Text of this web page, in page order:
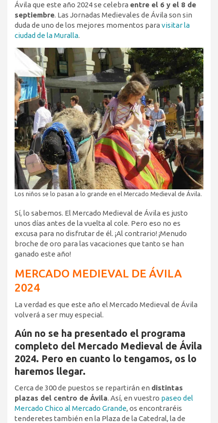
Ávila que este año 2024 se celebra entre el 6 y el 8 de
septiembre. Las Jornadas Medievales de Ávila son sin
duda de uno de los mejores momentos para visitar la
ciudad de la Muralla.
Los niños se lo pasan a lo grande en el Mercado Medieval de Ávila.
Sí, lo sabemos. El Mercado Medieval de Ávila es justo
unos días antes de la vuelta al cole. Pero eso no es
excusa para no disfrutar de él. ¡Al contrario! ¡Menudo
broche de oro para las vacaciones que tanto se han
ganado este año!
MERCADO MEDIEVAL DE ÁVILA
2024
La verdad es que este año el Mercado Medieval de Ávila
volverá a ser muy especial.
Aún no se ha presentado el programa
completo del Mercado Medieval de Ávila
2024. Pero en cuanto lo tengamos, os lo
haremos llegar.
Cerca de 300 de puestos se repartirán en distintas
plazas del centro de Ávila. Así, en vuestro paseo del
Mercado Chico al Mercado Grande, os encontraréis
tenderetes también en la Plaza de la Catedral, la de